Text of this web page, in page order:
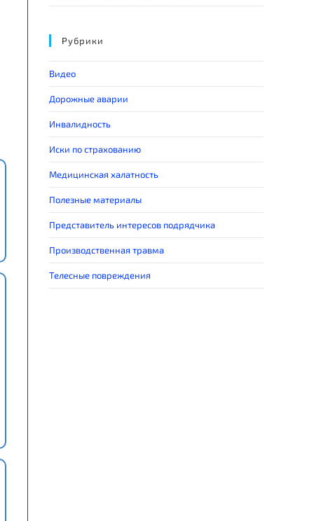
Рубрики
Видео
Дорожные аварии
Инвалидность
Иски по страхованию
Медицинская халатность
Полезные материалы
Представитель интересов подрядчика
Производственная травма
Телесные повреждения